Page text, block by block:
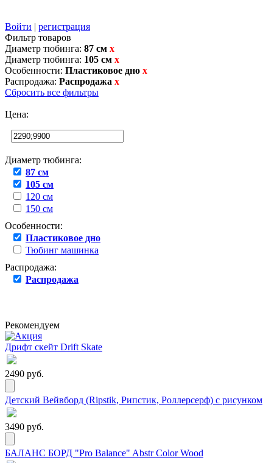
Войти | регистрация
Фильтр товаров
Диаметр тюбинга: 87 см x
Диаметр тюбинга: 105 см x
Особенности: Пластиковое дно x
Распродажа: Распродажа x
Сбросить все фильтры
Цена:
Диаметр тюбинга:
87 см
105 см
120 см
150 см
Особенности:
Пластиковое дно
Тюбинг машинка
Распродажа:
Распродажа
Рекомендуем
Дрифт скейт Drift Skate
2490 руб.
Детский Вейвборд (Ripstik, Рипстик, Роллерсерф) с рисунком
3490 руб.
БАЛАНС БОРД "Pro Balance" Abstr Color Wood